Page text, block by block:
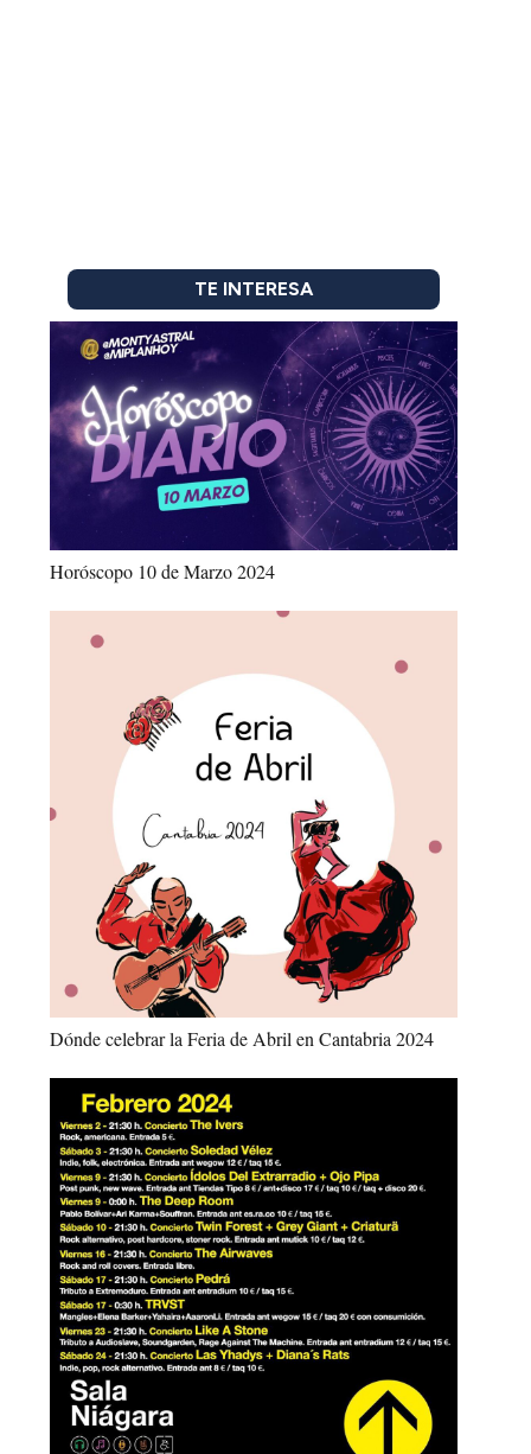
TE INTERESA
Horóscopo 10 de Marzo 2024
Dónde celebrar la Feria de Abril en Cantabria 2024